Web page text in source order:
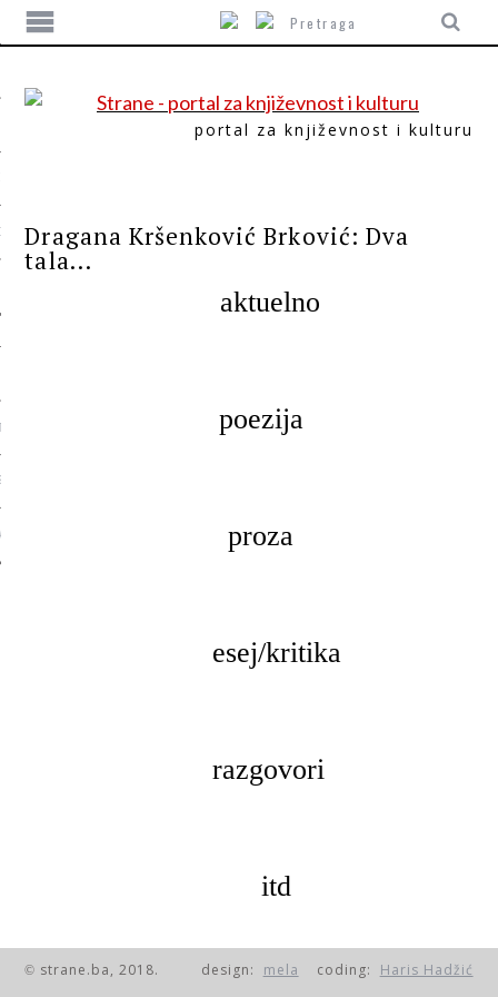
portal za književnost i kulturu
Dragana Kršenković Brković: Dva
tala...
aktuelno
poezija
proza
esej/kritika
razgovori
itd
© strane.ba, 2018. design: mela coding: Haris Hadžić